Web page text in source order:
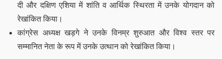
दी और दक्षिण एशिया में शांति व आर्थिक स्थिरता में उनके योगदान को
रेखांकित किया।
कांग्रेस अध्यक्ष खड़गे ने उनके विनम्र शुरुआत और विश्व स्तर पर
सम्मानित नेता के रूप में उनके उत्थान को रेखांकित किया।